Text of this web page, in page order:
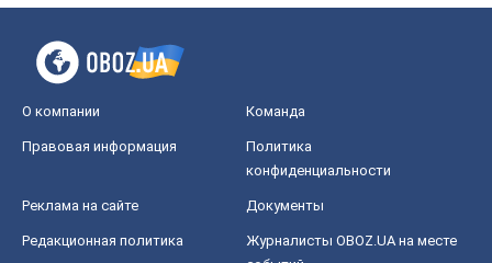
О компании Команда
Правовая информация
Политика
конфиденциальности
Реклама на сайте Документы
Редакционная политика
Журналисты OBOZ.UA на месте